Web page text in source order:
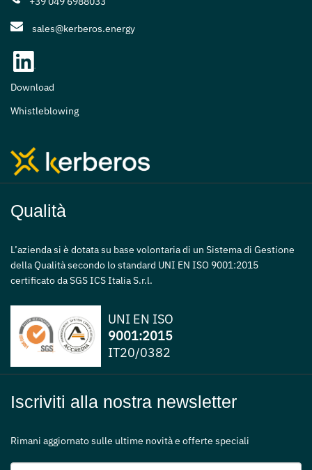
sales@kerberos.energy
Download
Whistleblowing
Qualità
L’azienda si è dotata su base volontaria di un Sistema di Gestione
della Qualità secondo lo standard UNI EN ISO 9001:2015
certificato da SGS ICS Italia S.r.l.
UNI EN ISO
9001:2015
IT20/0382
Iscriviti alla nostra newsletter
Rimani aggiornato sulle ultime novità e offerte speciali